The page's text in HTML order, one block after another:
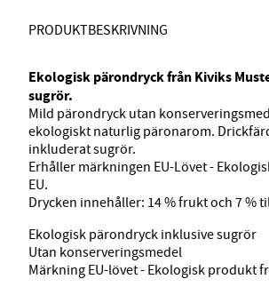
PRODUKTBESKRIVNING
Ekologisk pärondryck från Kiviks
sugrör.
Mild pärondryck utan
ekologiskt naturlig päronarom.
inkluderat sugrör.
Erhåller märkningen EU-Lövet -
EU.
Drycken innehåller: 14 % frukt och 7 %
Ekologisk pärondryck inklusive sugrör
Utan konserveringsmedel
Märkning EU-lövet - Ekologisk produkt